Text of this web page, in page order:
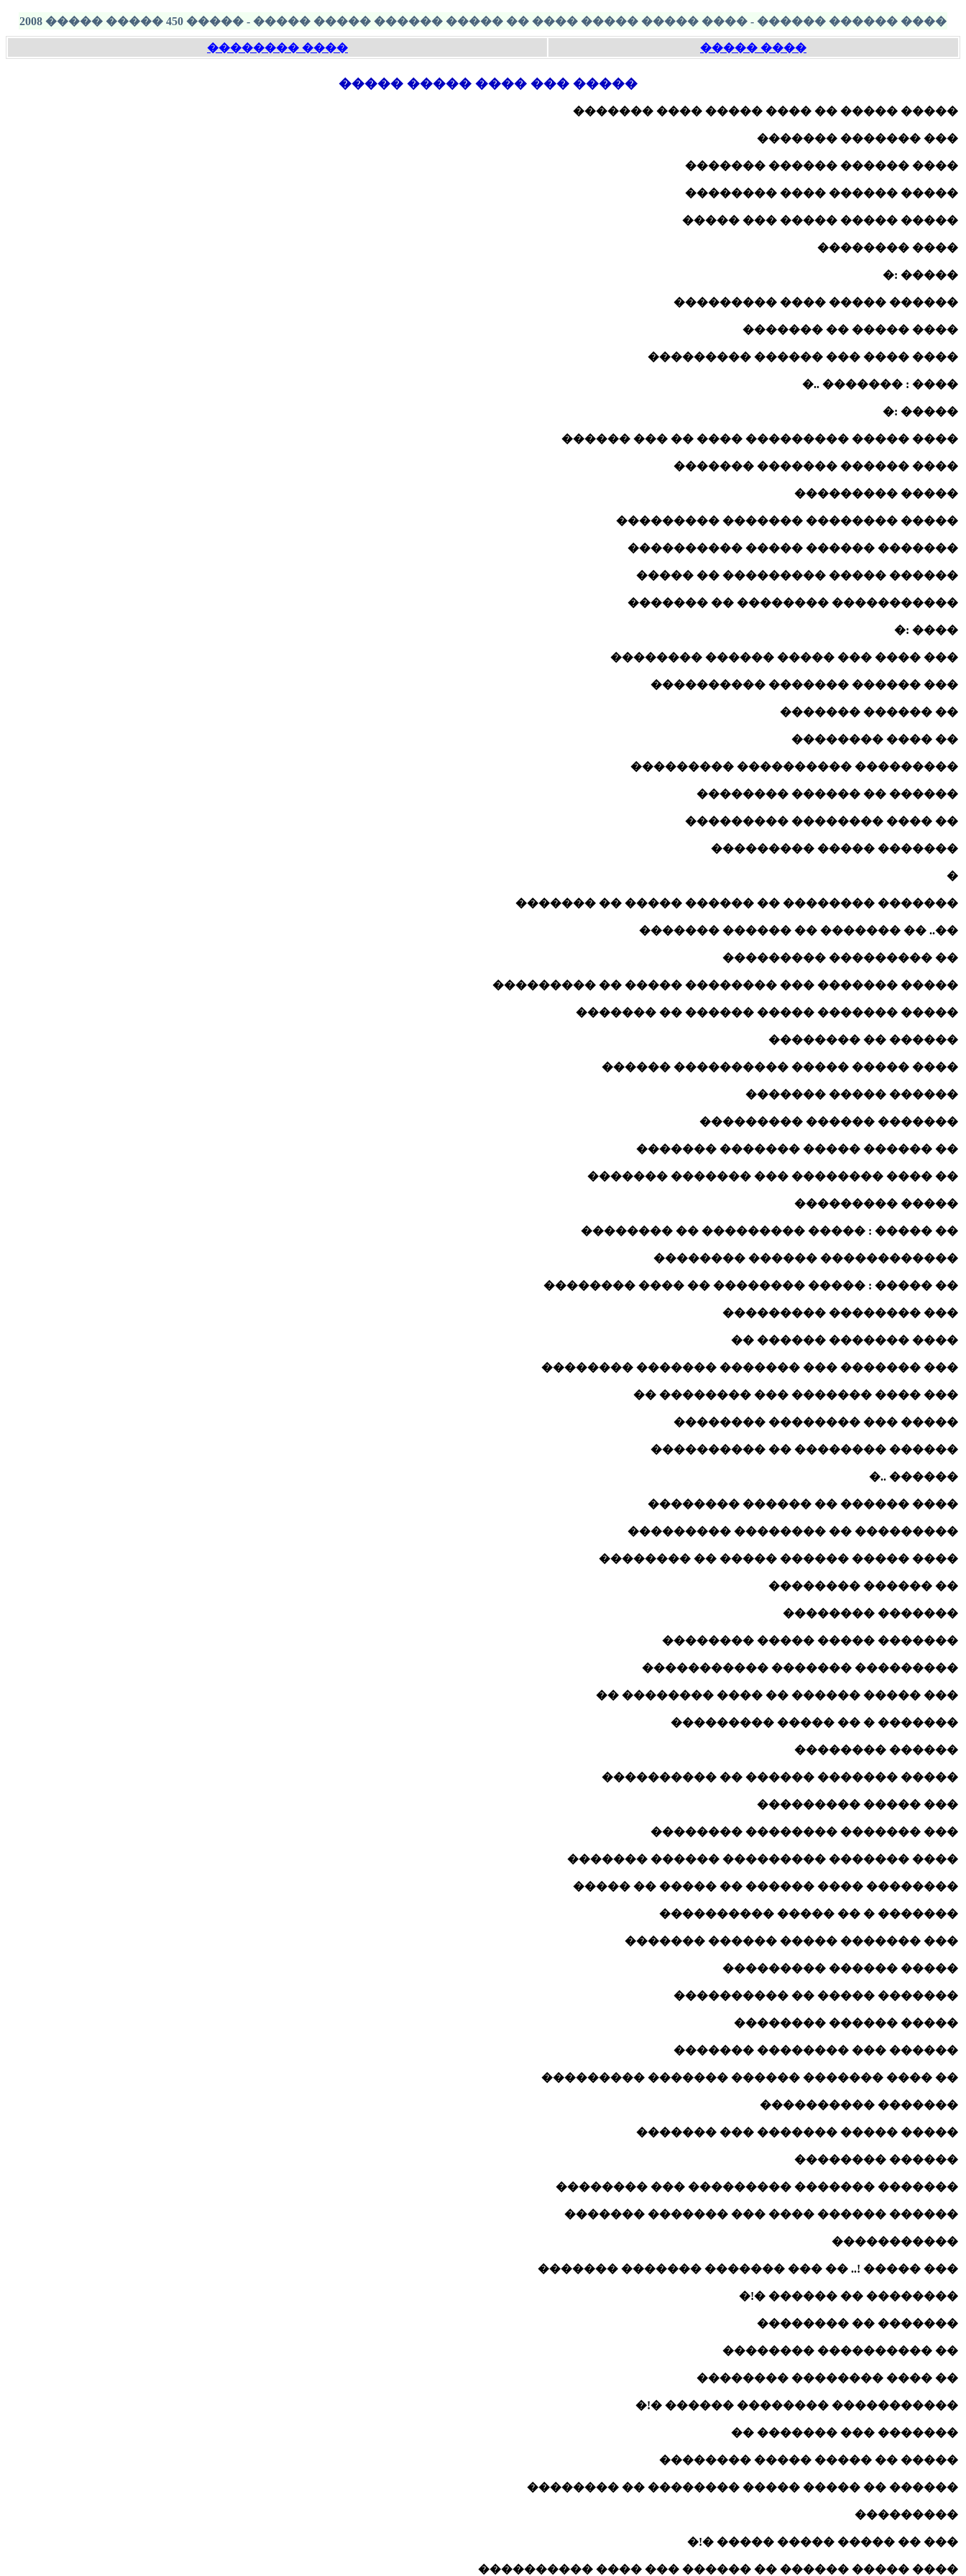
���� ������ ������ - ���� ����� ����� ���� �� ����� ������ ����� ����� - ����� 450 ����� ����� 2008
���� �����
���� ��������
����� ��� ���� ����� �����
����� ����� �� ���� ����� ���� �������
��� ������� �������
���� ������ ������ �������
����� ������ ���� ��������
����� ����� ����� ��� �����
���� ��������
����� :�
������ ����� ���� ���������
���� ����� �� �������
���� ���� ��� ������ ���������
���� : ������� ..�
����� :�
���� ����� ��������� ���� �� ��� ������
���� ������ ������� �������
����� ���������
����� �������� ������� ���������
������� ������ ����� ����������
������ ����� ��������� �� �����
����������� �������� �� �������
���� :�
��� ���� ��� ����� ������ ��������
��� ������ ������� ����������
�� ������ �������
�� ���� ��������
��������� ���������� ���������
������ �� ������ ��������
�� ���� �������� ���������
������� ����� ���������
�
������� �������� �� ������ ����� �� �������
��.. �� ������� �� ������ �������
�� ��������� ���������
����� ������� ��� �������� ����� �� ���������
����� ������� ����� ������ �� �������
������ �� ��������
���� ����� ����� ���������� ������
������ ����� �������
������� ������ ���������
�� ������ ����� ������� �������
�� ���� �������� ��� ������� �������
����� ���������
�� ����� : ����� ��������� �� ��������
������������ ������ ��������
�� ����� : ����� �������� �� ���� ��������
��� �������� ���������
���� ������� ������ ��
��� ������� ��� ������� ������� ��������
��� ���� ������� ��� �������� ��
����� ��� �������� ��������
������ �������� �� ����������
������ ..�
���� ������ �� ������ ��������
��������� �� �������� ���������
���� ����� ������ ����� �� ��������
�� ������ ��������
������� ��������
������� ����� ����� ��������
��������� ������� �����������
��� ����� ������ �� ���� �������� ��
������� � �� ����� ���������
������ ��������
����� ������� ������ �� ����������
��� ����� ���������
��� ������� �������� ��������
���� ������� ��������� ������ �������
�������� ���� ������ �� ����� �� �����
������� � �� ����� ����������
��� ������� ����� ������ �������
����� ������ ���������
������� ����� �� ����������
����� ������ ��������
������ ��� �������� �������
�� ���� ������� ������ ������� ���������
������� ����������
����� ����� ������� ��� �������
������ ��������
������� ������� ��������� ��� ��������
������ ������ ���� ��� ������� �������
�����������
��� ����� !.. �� ��� ������� ������� �������
�������� �� ������ �!�
������� �� ��������
�� ���������� ��������
�� ���� �������� ��������
����������� �������� ������ �!�
������� ��� ������� ��
����� �� ����� ����� ��������
������ �� ����� ����� �������� �� ��������
���������
��� �� ����� ����� ����� �!�
���� ����� ������ �� ������ ��� ���� ����������